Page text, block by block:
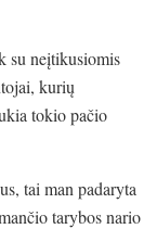
su neįtikusiomis
kurių
tokio pačio
tai man padaryta
tarybos nario